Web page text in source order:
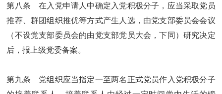
第八条 在入党申请人中确定入党积极分子，应当采取党员
推荐、群团组织推优等方式产生人选，由党支部委员会会议
（不设党支部委员会的由党支部党员大会，下同）研究决定
后，报上级党委备案。
第九条 党组织应当指定一至两名正式党员作入党积极分子